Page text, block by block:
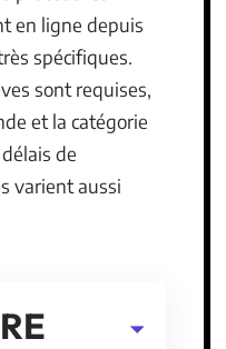
en ligne depuis
spécifiques.
sont requises,
et la catégorie
de
varient aussi